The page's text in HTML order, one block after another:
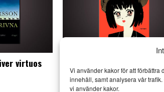
Vi använder kakor för att
innehåll, samt analysera vår
vi använder kakor.
virtuos
kulturkrockar i Japan
LITTERATUR